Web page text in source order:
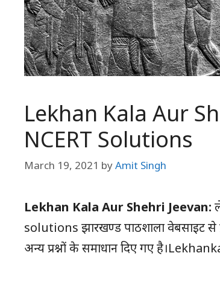
Lekhan Kala Aur
NCERT Solutions
March 19, 2021 byAmit Singh
Lekhan Kala Aur Shehri Jeevan:
solutions झारखण्ड पाठशाला वेबसाइट से
अन्य प्रश्नों के समाधान दिए गए